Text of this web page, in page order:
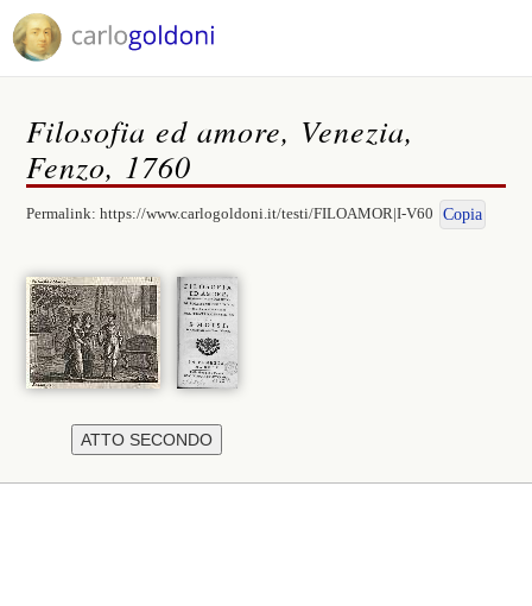
Filosofia ed amore, Venezia,
Fenzo, 1760
Permalink:https://www.carlogoldoni.it/testi/FILOAMOR|I-V60 Copia